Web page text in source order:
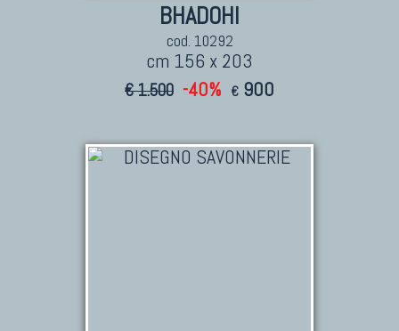
BHADOHI
cod. 10292
cm 156 x 203
€ 1.500 -40% € 900